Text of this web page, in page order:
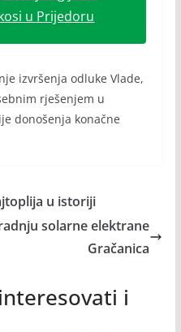
u Prijedoru
izvršenja odluke Vlade,
rješenjem u
donošenja konačne
u istoriji
solarne elektrane
Gračanica
i